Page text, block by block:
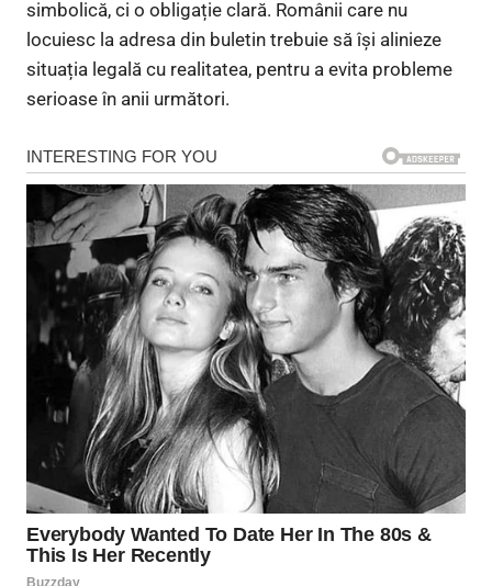
simbolică, ci o obligație clară. Românii care nu
locuiesc la adresa din buletin trebuie să își alinieze
situația legală cu realitatea, pentru a evita probleme
serioase în anii următori.